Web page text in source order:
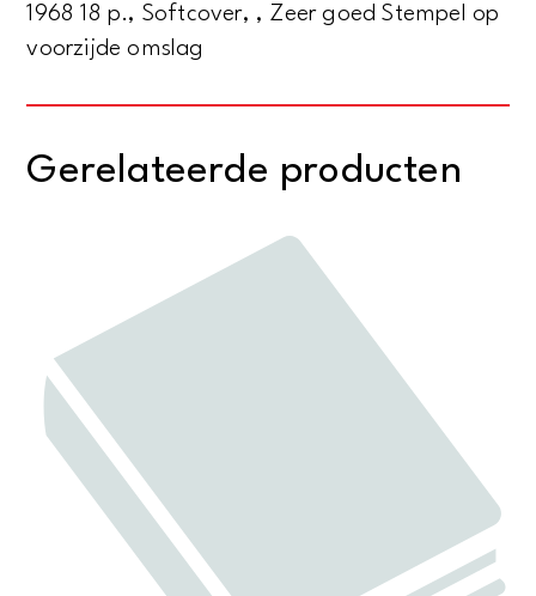
1968 18 p., Softcover, , Zeer goed Stempel op
voorzijde omslag
Gerelateerde producten